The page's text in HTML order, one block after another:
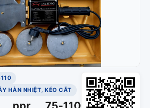
HÀN NHIỆT, KÉO CẮT